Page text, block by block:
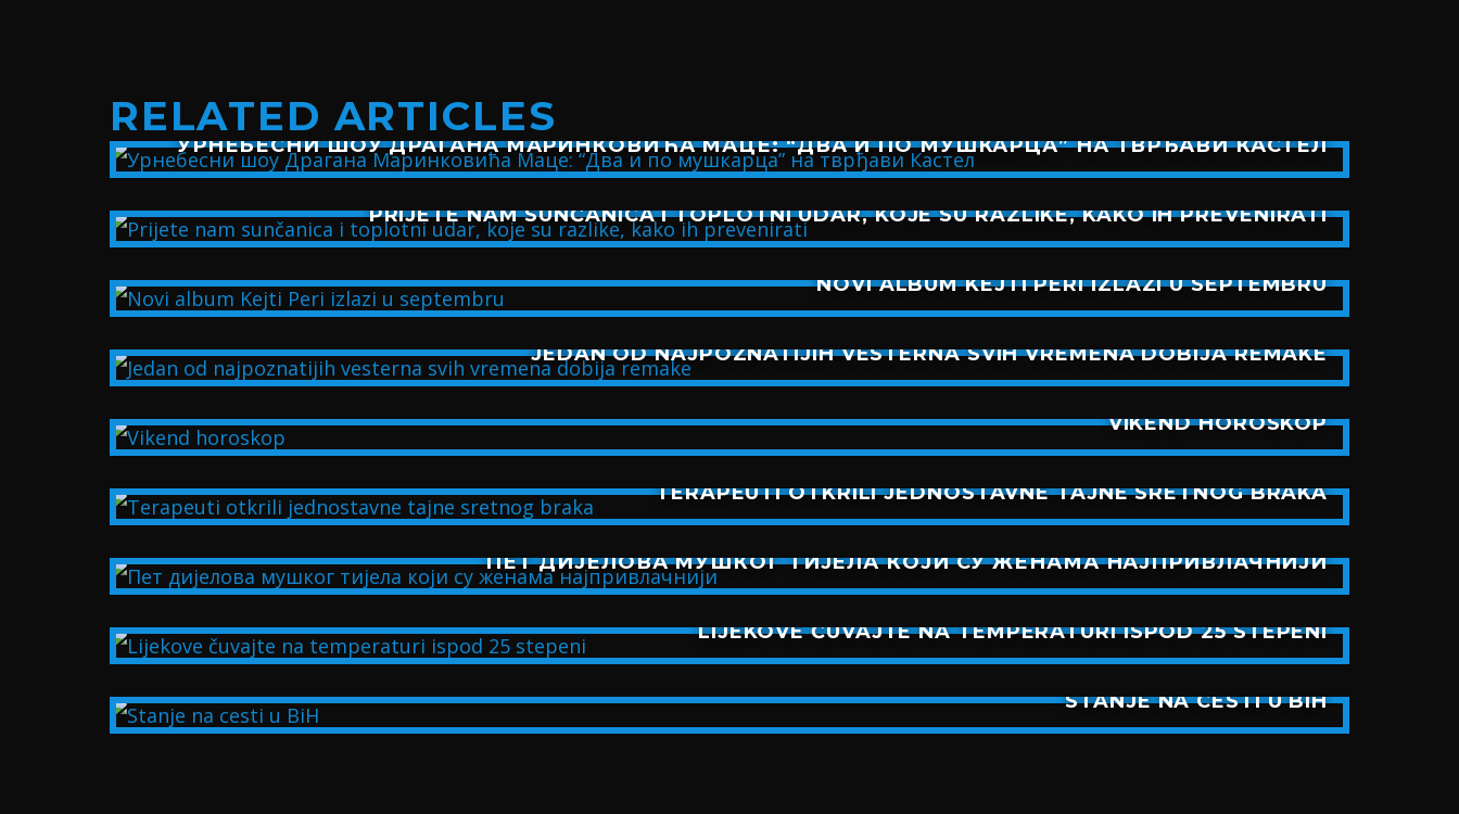
RELATED ARTICLES
УРНЕБЕСНИ ШОУ ДРАГАНА МАРИНКОВИЋА МАЦЕ: “ДВА И ПО МУШКАРЦА” НА ТВРЂАВИ КАСТЕЛ
PRIJETE NAM SUNČANICA I TOPLOTNI UDAR, KOJE SU RAZLIKE, KAKO IH PREVENIRATI
NOVI ALBUM KEJTI PERI IZLAZI U SEPTEMBRU
JEDAN OD NAJPOZNATIJIH VESTERNA SVIH VREMENA DOBIJA REMAKE
VIKEND HOROSKOP
TERAPEUTI OTKRILI JEDNOSTAVNE TAJNE SRETNOG BRAKA
ПЕТ ДИЈЕЛОВА МУШКОГ ТИЈЕЛА КОЈИ СУ ЖЕНАМА НАЈПРИВЛАЧНИЈИ
LIJEKOVE ČUVAJTE NA TEMPERATURI ISPOD 25 STEPENI
STANJE NA CESTI U BIH